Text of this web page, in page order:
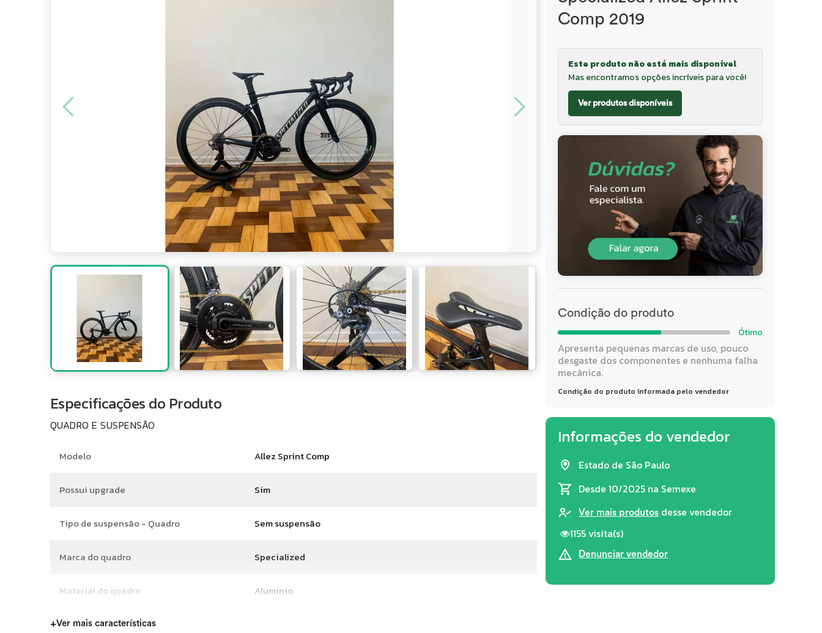
Especificações do Produto
QUADRO E SUSPENSÃO
Modelo Allez Sprint Comp
Possui upgrade Sim
Tipo de suspensão - Quadro Sem suspensão
Marca do quadro Specialized
Material do quadro Aluminio
Tamanho do quadro
+Ver mais características
Comp 2019
Este produto não está mais disponível
Mas encontramos opções incríveis para você!
Ver produtos disponíveis
Condição do produto
Ótimo
Apresenta pequenas marcas de uso, pouco
desgaste dos componentes e nenhuma falha
mecânica.
Condição do produto informada pelo vendedor
Informações do vendedor
Estado de São Paulo
Desde 10/2025 na Semexe
Ver mais produtos desse vendedor
1155 visita(s)
Denunciar vendedor